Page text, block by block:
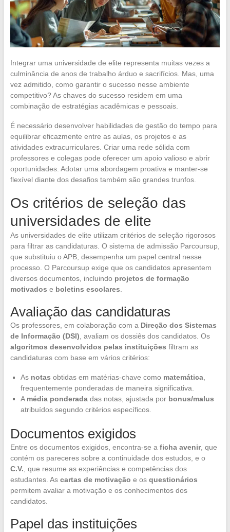
Integrar uma universidade de elite representa muitas vezes a
culminância de anos de trabalho árduo e sacrifícios. Mas, uma
vez admitido, como garantir o sucesso nesse ambiente
competitivo? As chaves do sucesso residem em uma
combinação de estratégias acadêmicas e pessoais.
É necessário desenvolver habilidades de gestão do tempo para
equilibrar eficazmente entre as aulas, os projetos e as
atividades extracurriculares. Criar uma rede sólida com
professores e colegas pode oferecer um apoio valioso e abrir
oportunidades. Adotar uma abordagem proativa e manter-se
flexível diante dos desafios também são grandes trunfos.
Os critérios de seleção das
universidades de elite
As universidades de elite utilizam critérios de seleção rigorosos
para filtrar as candidaturas. O sistema de admissão Parcoursup,
que substituiu o APB, desempenha um papel central nesse
processo. O Parcoursup exige que os candidatos apresentem
diversos documentos, incluindo projetos de formação
motivados e boletins escolares
Avaliação das candidaturas
Os professores, em colaboração com a Direção dos Sistemas
de Informação (DSI) , avaliam os dossiês dos candidatos. Os
algoritmos desenvolvidos pelas instituições filtram as
candidaturas com base em vários critérios:
As notas obtidas em matérias-chave como matemática,
frequentemente ponderadas de maneira significativa.
A média ponderadadas notas, ajustada por bonus/malus
atribuídos segundo critérios específicos.
Documentos exigidos
Entre os documentos exigidos, encontra-se a ficha avenir, que
contém os pareceres sobre a continuidade dos estudos, e o
C.V. , que resume as experiências e competências dos
estudantes. As cartas de motivação e os questionários
permitem avaliar a motivação e os conhecimentos dos
candidatos.
Papel das instituições